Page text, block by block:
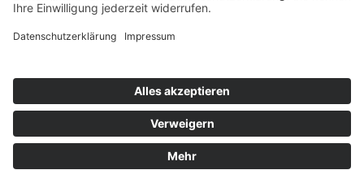
IMPRESSUM
DATENSCHUTZ
Copyright © 2019–2026 Verkehrshistorische
Arbeitsgemeinschaft Bogestra e.V.. Alle Rechte vorbehalten.